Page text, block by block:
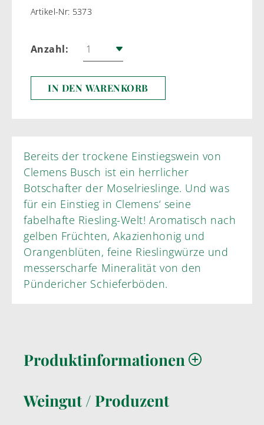
Artikel-Nr: 5373
Anzahl:
IN DEN WARENKORB
Bereits der trockene Einstiegswein von
Clemens Busch ist ein herrlicher
Botschafter der Moselrieslinge. Und was
für ein Einstieg in Clemens‘ seine
fabelhafte Riesling-Welt! Aromatisch nach
gelben Früchten, Akazienhonig und
Orangenblüten, feine Rieslingwürze und
messerscharfe Mineralität von den
Pündericher Schieferböden.
Produktinformationen
Weingut / Produzent